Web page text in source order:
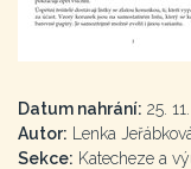
Datum nahrání: 25.
Autor: Lenka
Sekce: Katecheze a